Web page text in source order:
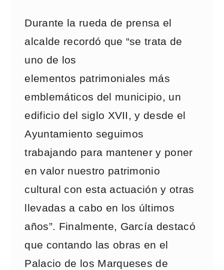
Durante la rueda de prensa el
alcalde recordó que “se trata de
uno de los
elementos patrimoniales más
emblemáticos del municipio, un
edificio del siglo XVII, y desde el
Ayuntamiento seguimos
trabajando para mantener y poner
en valor nuestro patrimonio
cultural con esta actuación y otras
llevadas a cabo en los últimos
años”. Finalmente, García destacó
que contando las obras en el
Palacio de los Marqueses de